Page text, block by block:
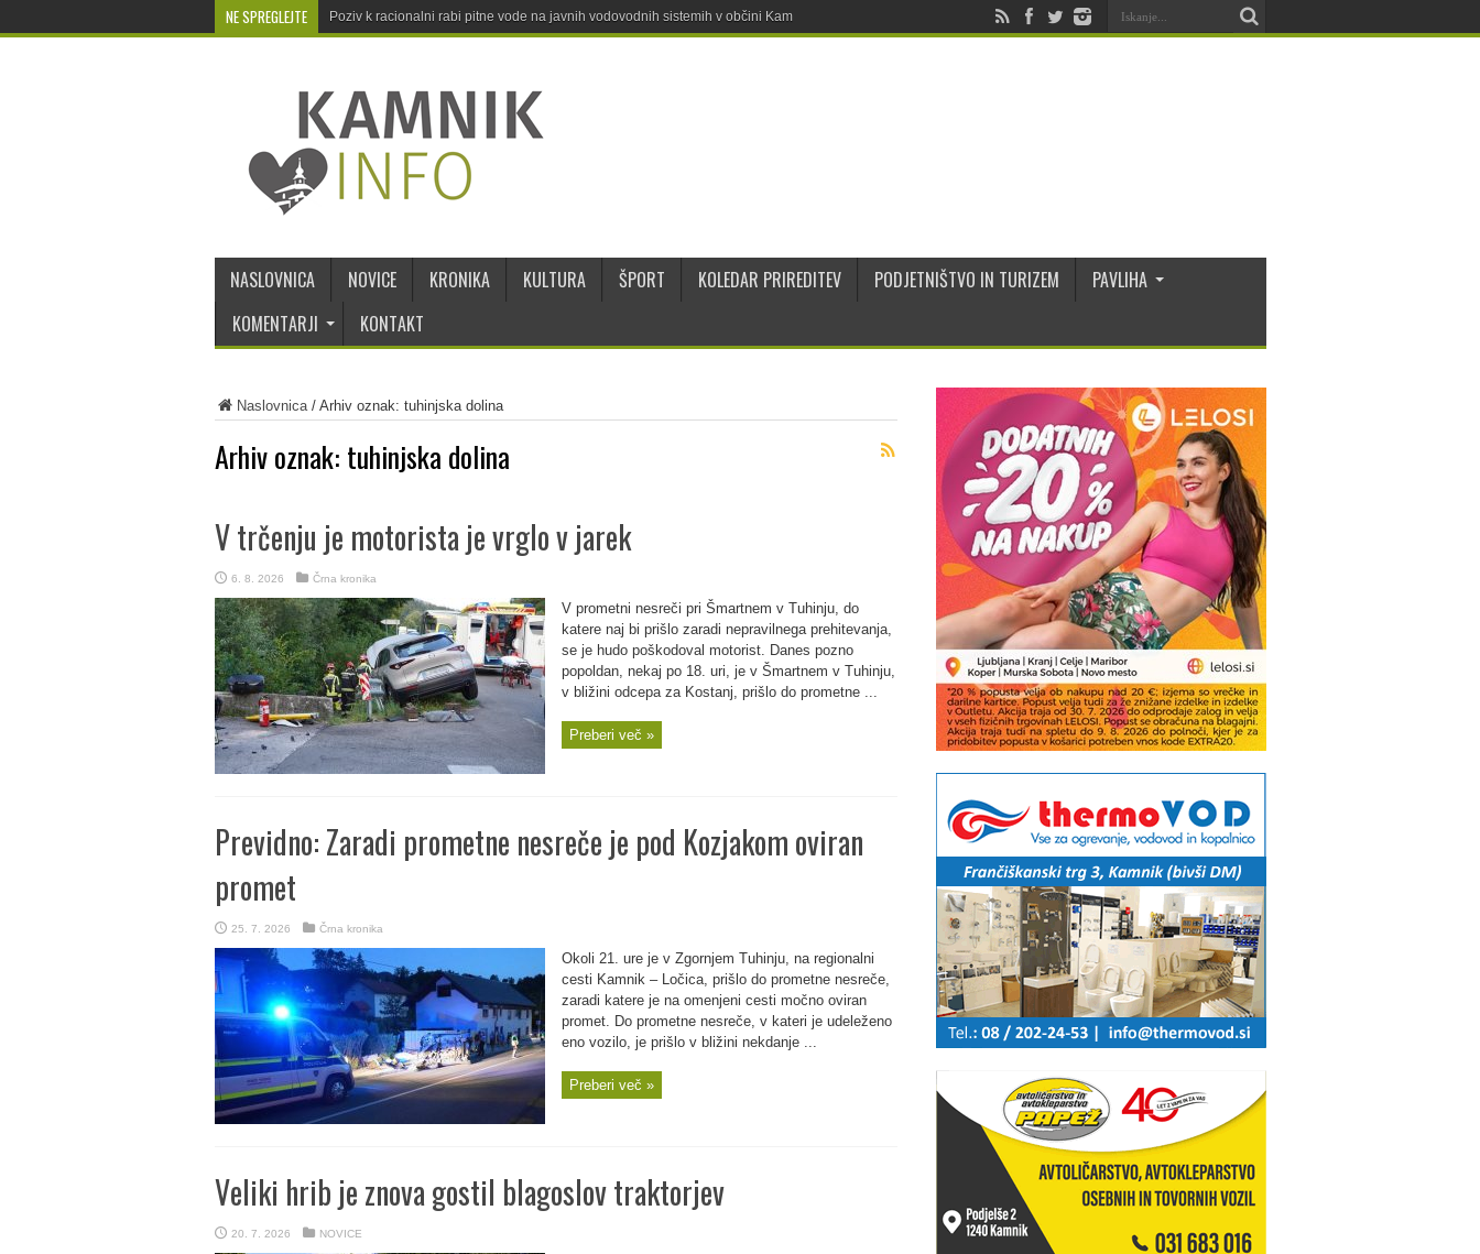
NE SPREGLEJTE Poziv k racionalni rabi pitne vode na javnih vodovodnih sistemih v občini Kamnik
NASLOVNICA NOVICE KRONIKA KULTURA ŠPORT KOLEDAR PRIREDITEV PODJETNIŠTVO IN TURIZEM
PAVLIHA
KOMENTARJI
KONTAKT
Naslovnica/ Arhiv oznak: tuhinjska dolina
Arhiv oznak: tuhinjska dolina
V trčenju je motorista je vrglo v jarek
6. 8. 2026 Črna kronika
V prometni nesreči pri Šmartnem v Tuhinju, do
katere naj bi prišlo zaradi nepravilnega prehitevanja,
se je hudo poškodoval motorist. Danes pozno
popoldan, nekaj po 18. uri, je v Šmartnem v Tuhinju,
v bližini odcepa za Kostanj, prišlo do prometne ...
Preberi več »
Previdno: Zaradi prometne nesreče je pod Kozjakom oviran
promet
25. 7. 2026 Črna kronika
Okoli 21. ure je v Zgornjem Tuhinju, na regionalni
cesti Kamnik – Ločica, prišlo do prometne nesreče,
zaradi katere je na omenjeni cesti močno oviran
promet. Do prometne nesreče, v kateri je udeleženo
eno vozilo, je prišlo v bližini nekdanje ...
Preberi več »
Veliki hrib je znova gostil blagoslov traktorjev
20. 7. 2026 NOVICE